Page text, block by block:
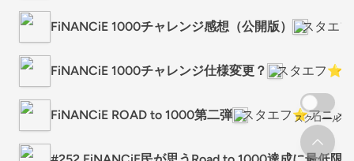
FiNANCiE 1000チャレンジ感想（公開版） スタエ
FiNANCiE 1000チャレンジ仕様変更？ スタエフ⭐️
FiNANCiE ROAD to 1000第二弾 スタエフ⭐️アニメ
スクロール